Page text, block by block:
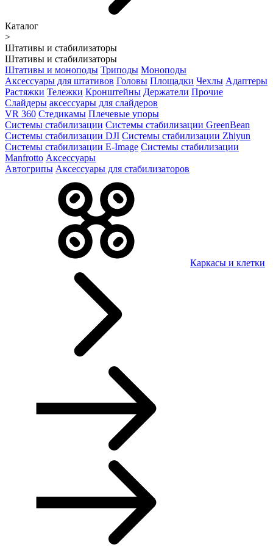
Каталог
>
Штативы и стабилизаторы
Штативы и стабилизаторы
Штативы и моноподы Триподы Моноподы
Аксессуары для штативов Головы Площадки Чехлы Адаптеры
Растяжки Тележки Кронштейны Держатели Прочие
Слайдеры аксессуары для слайдеров
VR 360 Стедикамы Плечевые упоры
Системы стабилизации Системы стабилизации GreenBean
Системы стабилизации DJI Системы стабилизации Zhiyun
Системы стабилизации E-Image Системы стабилизации
Manfrotto Аксессуары
Автогрипы Аксессуары для стабилизаторов
Каркасы и клетки